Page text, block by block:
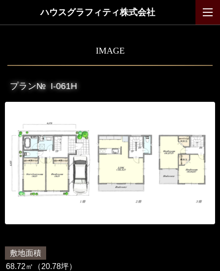
ハウスグラフィティ株式会社
IMAGE
プラン№ I-061H
敷地面積
68.72㎡（20.78坪）